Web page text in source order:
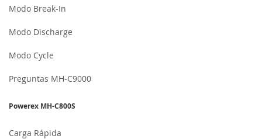
Modo Break-In
Modo Discharge
Modo Cycle
Preguntas MH-C9000
Powerex MH-C800S
Carga Rápida